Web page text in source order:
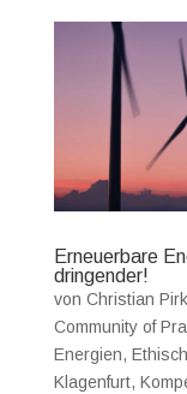
Erneuerbare
dringender!
von Christian
Community of
Energien,
Klagenfurt,